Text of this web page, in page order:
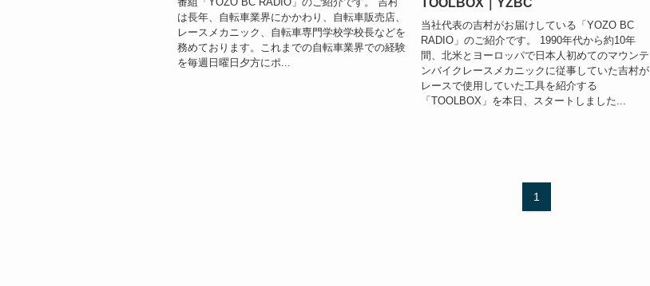
は長年、自転車業界にかかわり、自転車販売店、
レースメカニック、自転車専門学校学校長などを
務めております。これまでの自転車業界での経験
を毎週日曜日夕方にポ...
当社代表の吉村がお届けしている「YOZO BC
RADIO」のご紹介です。 1990年代から約10年
間、北米とヨーロッパで日本人初めてのマウンテ
ンバイクレースメカニックに従事していた吉村が
レースで使用していた工具を紹介する
「TOOLBOX」を本日、スタートしました...
1